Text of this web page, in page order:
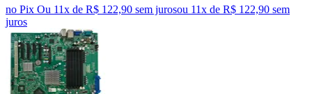
no Pix Ou 11x de R$ 122,90 sem jurosou 11x de R$ 122,90 sem
juros